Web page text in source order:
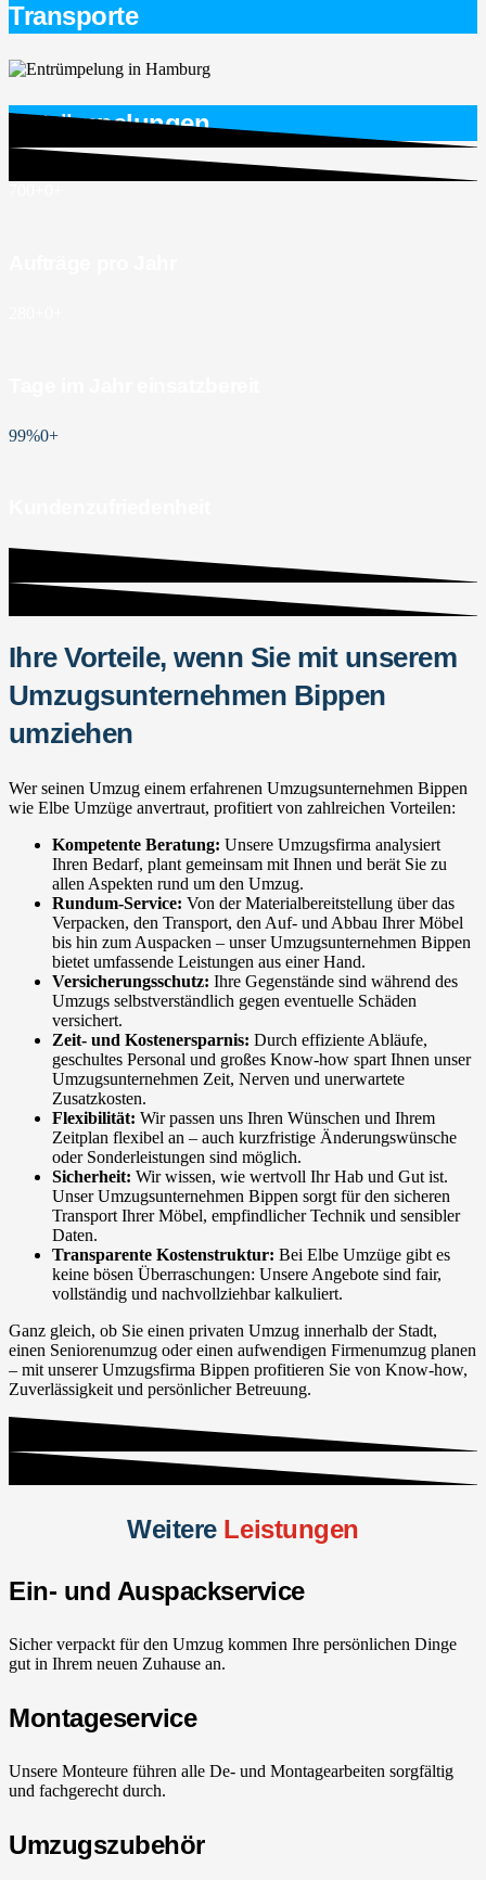
Transporte
Entrümpelungen
99%0+
Ihre Vorteile, wenn Sie mit unserem
Umzugsunternehmen Bippen
umziehen
Wer seinen Umzug einem erfahrenen Umzugsunternehmen Bippen
wie Elbe Umzüge anvertraut, profitiert von zahlreichen Vorteilen:
Kompetente Beratung: Unsere Umzugsfirma analysiert
Ihren Bedarf, plant gemeinsam mit Ihnen und berät Sie zu
allen Aspekten rund um den Umzug.
Rundum-Service: Von der Materialbereitstellung über das
Verpacken, den Transport, den Auf- und Abbau Ihrer Möbel
bis hin zum Auspacken – unser Umzugsunternehmen Bippen
bietet umfassende Leistungen aus einer Hand.
Versicherungsschutz: Ihre Gegenstände sind während des
Umzugs selbstverständlich gegen eventuelle Schäden
versichert.
Zeit- und Kostenersparnis: Durch effiziente Abläufe,
geschultes Personal und großes Know-how spart Ihnen unser
Umzugsunternehmen Zeit, Nerven und unerwartete
Zusatzkosten.
Flexibilität: Wir passen uns Ihren Wünschen und Ihrem
Zeitplan flexibel an – auch kurzfristige Änderungswünsche
oder Sonderleistungen sind möglich.
Sicherheit: Wir wissen, wie wertvoll Ihr Hab und Gut ist.
Unser Umzugsunternehmen Bippen sorgt für den sicheren
Transport Ihrer Möbel, empfindlicher Technik und sensibler
Daten.
Transparente Kostenstruktur: Bei Elbe Umzüge gibt es
keine bösen Überraschungen: Unsere Angebote sind fair,
vollständig und nachvollziehbar kalkuliert.
Ganz gleich, ob Sie einen privaten Umzug innerhalb der Stadt,
einen Seniorenumzug oder einen aufwendigen Firmenumzug planen
– mit unserer Umzugsfirma Bippen profitieren Sie von Know-how,
Zuverlässigkeit und persönlicher Betreuung.
Weitere Leistungen
Ein- und Auspackservice
Sicher verpackt für den Umzug kommen Ihre persönlichen Dinge
gut in Ihrem neuen Zuhause an.
Montageservice
Unsere Monteure führen alle De- und Montagearbeiten sorgfältig
und fachgerecht durch.
Umzugszubehör